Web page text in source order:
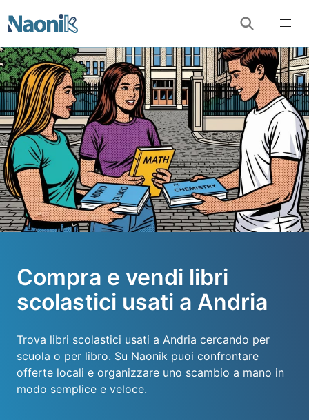
Compra e vendi libri
scolastici usati a Andria
Trova libri scolastici usati a Andria cercando per
scuola o per libro. Su Naonik puoi confrontare
offerte locali e organizzare uno scambio a mano in
modo semplice e veloce.